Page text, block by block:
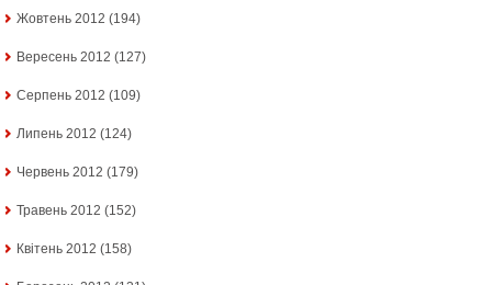
Жовтень 2012 (194)
Вересень 2012 (127)
Серпень 2012 (109)
Липень 2012 (124)
Червень 2012 (179)
Травень 2012 (152)
Квітень 2012 (158)